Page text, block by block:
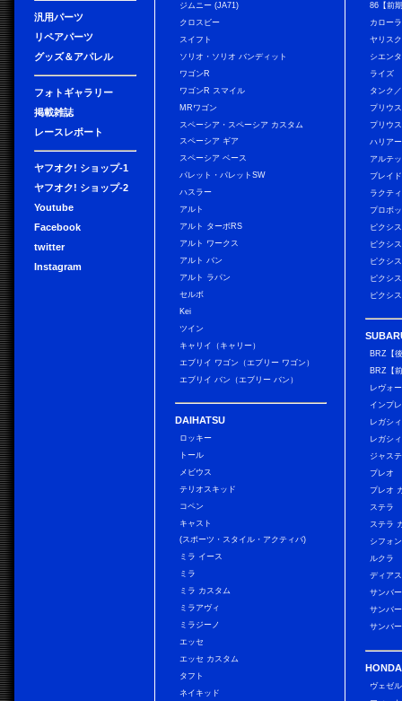
汎用パーツ
リペアパーツ
グッズ＆アパレル
フォトギャラリー
掲載雑誌
レースレポート
ヤフオク! ショップ-1
ヤフオク! ショップ-2
Youtube
Facebook
twitter
Instagram
ジムニー (JA71)
クロスビー
スイフト
ソリオ・ソリオ バンディット
ワゴンR
ワゴンR スマイル
MRワゴン
スペーシア・スペーシア カスタム
スペーシア ギア
スペーシア ベース
パレット・パレットSW
ハスラー
アルト
アルト ターボRS
アルト ワークス
アルト バン
アルト ラパン
セルボ
Kei
ツイン
キャリイ（キャリー）
エブリイ ワゴン（エブリー ワゴン）
エブリイ バン（エブリー バン）
DAIHATSU
ロッキー
トール
メビウス
テリオスキッド
コペン
キャスト
(スポーツ・スタイル・アクティバ)
ミラ イース
ミラ
ミラ カスタム
ミラアヴィ
ミラジーノ
エッセ
エッセ カスタム
タフト
ネイキッド
86【前
カロー
ヤリス
シエンタ
ライズ
タンク
プリウス
プリウ
ハリアー
アルテ
ブレイド
ラクテ
プロボ
ピクシ
ピクシ
ピクシ
ピクシ
ピクシ
BRZ【
BRZ【
レヴォ
インプ
レガシ
レガシ
ジャス
プレオ
プレオ
ステラ
ステラ
シフォ
ルクラ
ディア
サンバ
サンバ
サンバ
HONDA
ヴェゼル